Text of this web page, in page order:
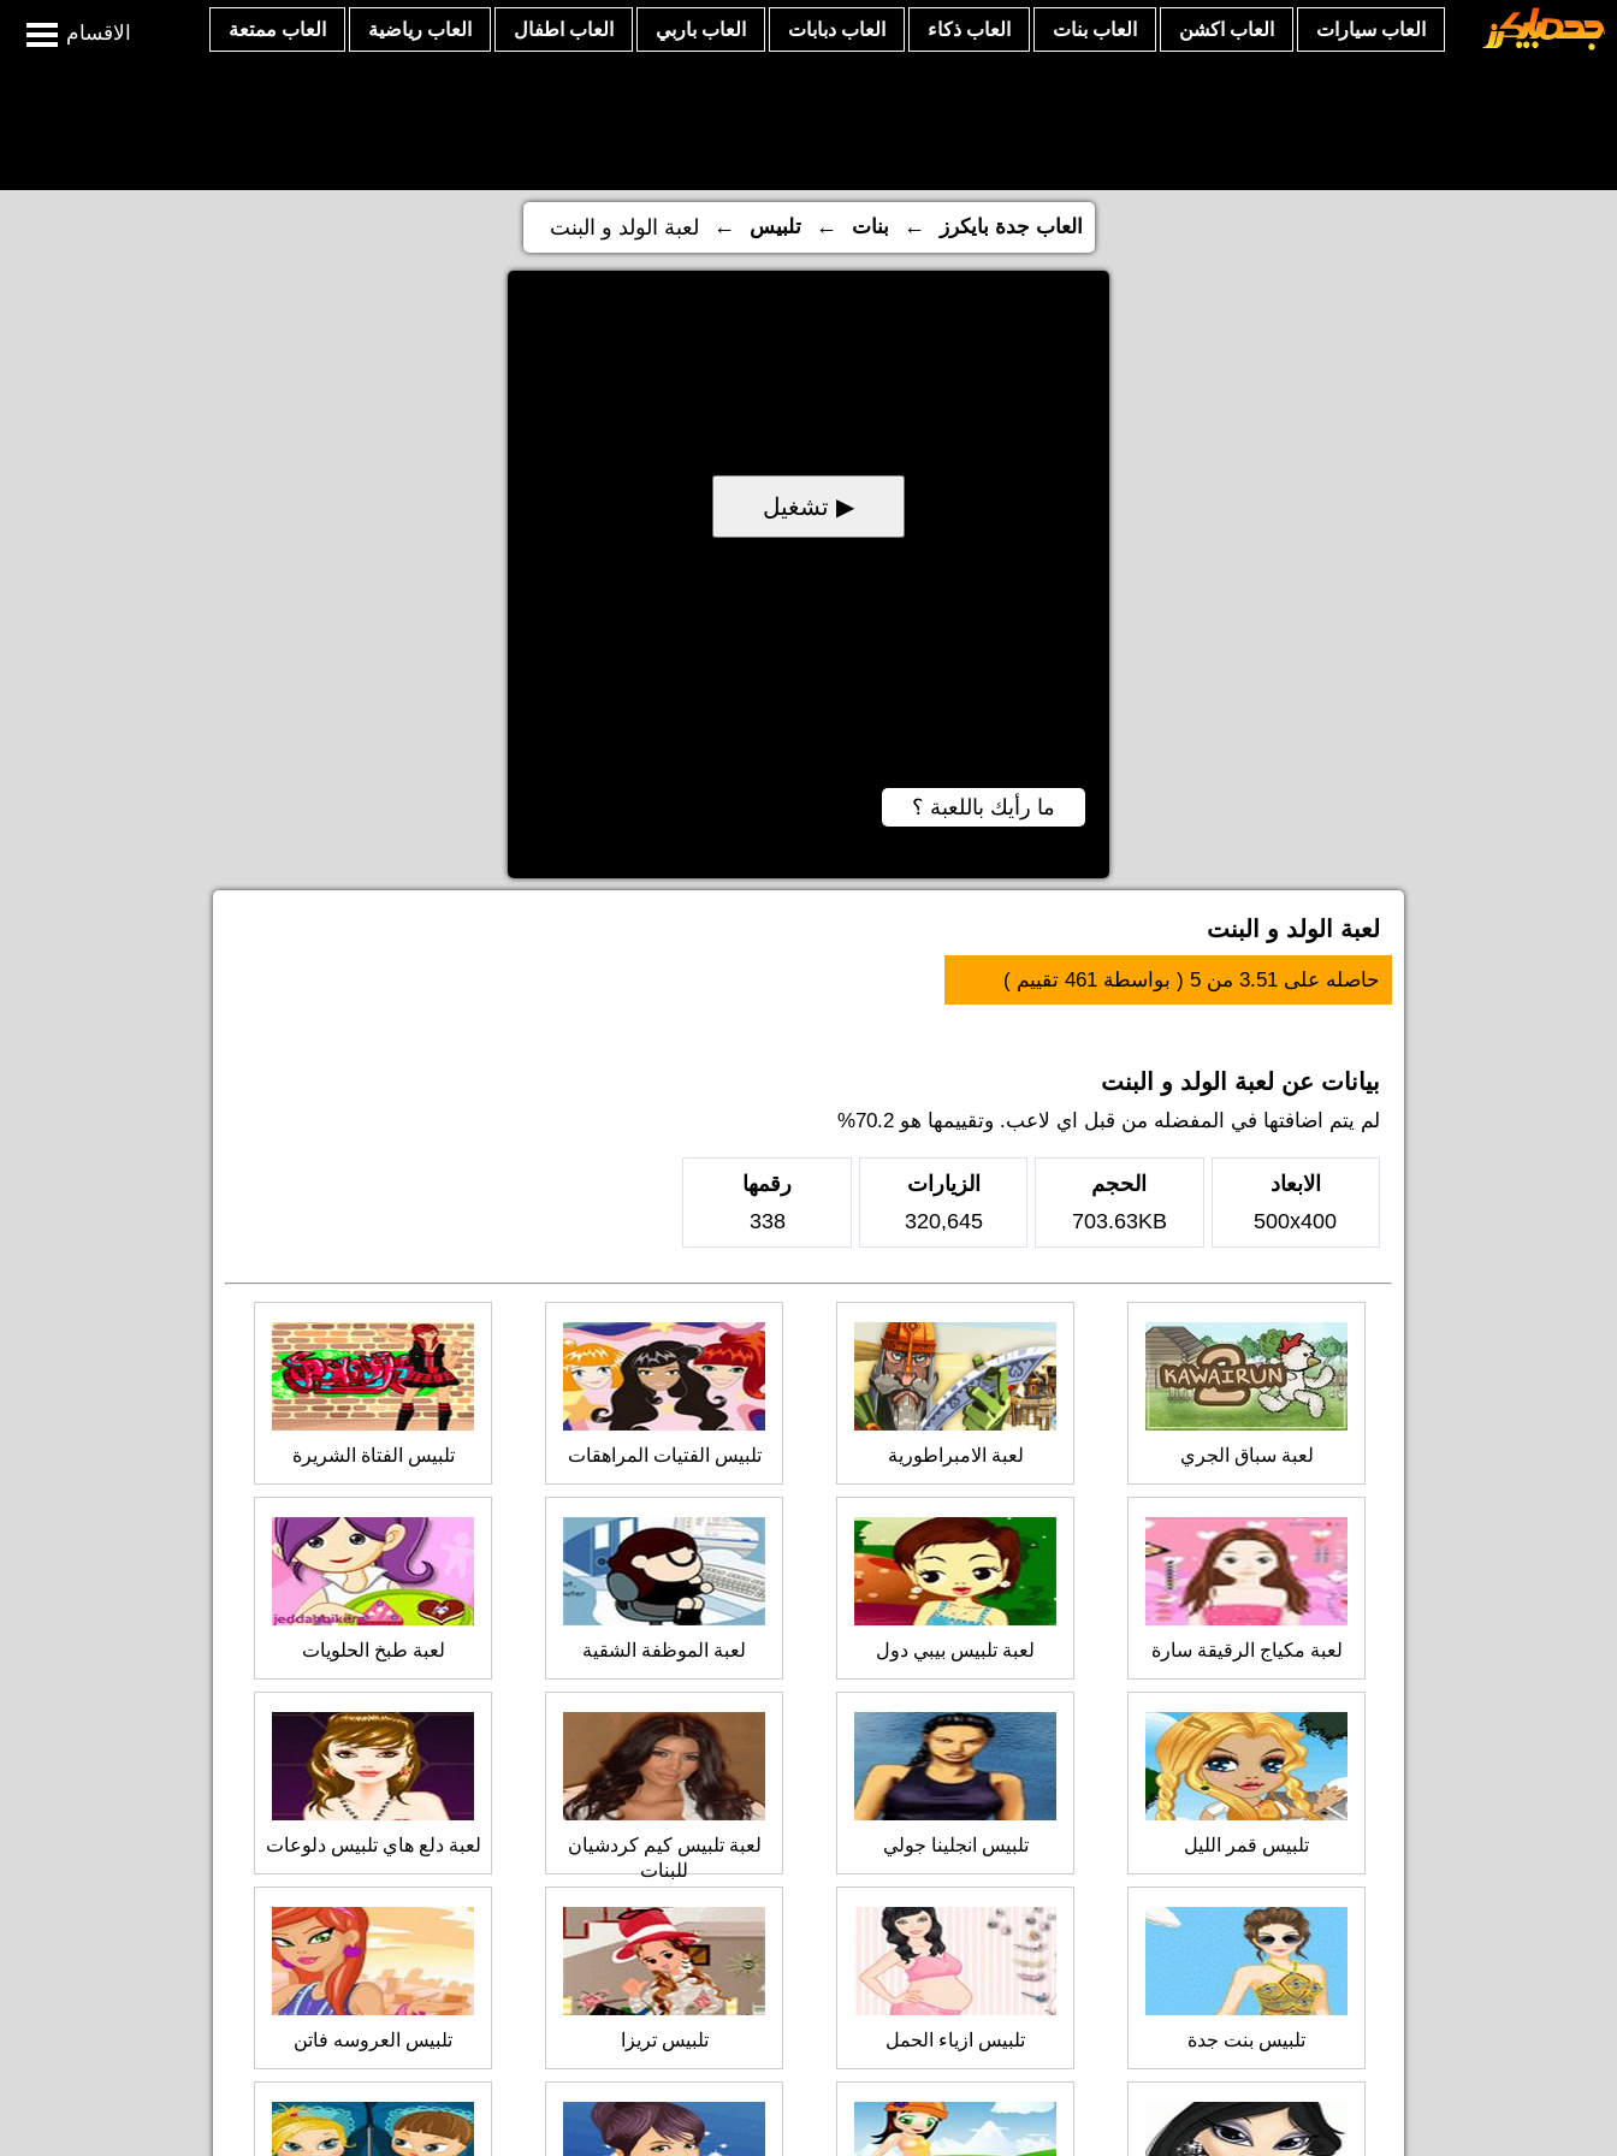
الاقسام العاب سيارات العاب اكشن العاب بنات العاب ذكاء العاب دبابات العاب باربي العاب اطفال العاب رياضية العاب ممتعة
العاب جدة بايكرز ← بنات ← تلبيس ← لعبة الولد و البنت
▶ تشغيل
ما رأيك باللعبة ؟
لعبة الولد و البنت
حاصله على 3.51 من 5 ( بواسطة 461 تقييم )
بيانات عن لعبة الولد و البنت
لم يتم اضافتها في المفضله من قبل اي لاعب. وتقييمها هو 70.2%
الابعاد
500x400
الحجم
703.63KB
الزيارات
320,645
رقمها
338
لعبة سباق الجري لعبة الامبراطورية تلبيس الفتيات المراهقات تلبيس الفتاة الشريرة
لعبة مكياج الرقيقة سارة لعبة تلبيس بيبي دول لعبة الموظفة الشقية لعبة طبخ الحلويات
تلبيس قمر الليل تلبيس انجلينا جولي
لعبة تلبيس كيم كردشيان
للبنات
لعبة دلع هاي تلبيس دلوعات
تلبيس بنت جدة تلبيس ازياء الحمل تلبيس تريزا تلبيس العروسه فاتن